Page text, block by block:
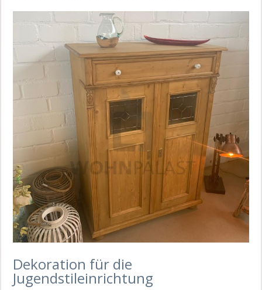
Dekoration für die
Jugendstileinrichtung